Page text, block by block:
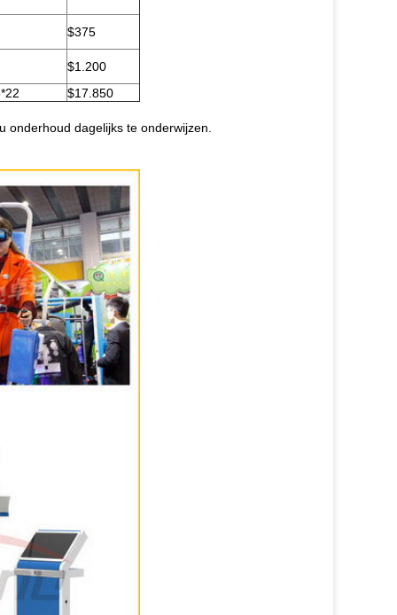
$375
$1.200
$17.850
onderhoud dagelijks te onderwijzen.